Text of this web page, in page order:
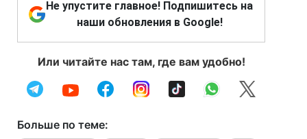
Не упустите главное! Подпишитесь на
наши обновления в Google!
Или читайте нас там, где вам удобно!
Больше по теме: